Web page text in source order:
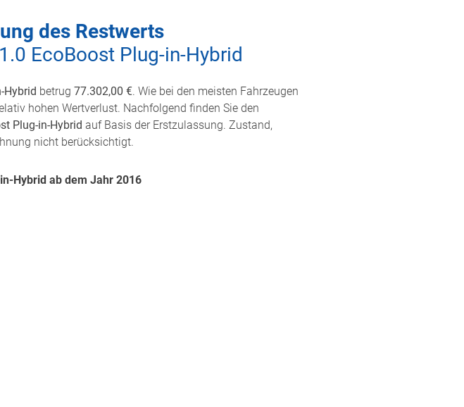
des Restwerts
EcoBoost Plug-in-Hybrid
Hybrid betrug 77.302,00 €. Wie bei den meisten Fahrzeugen
hohen Wertverlust. Nachfolgend finden Sie den
Plug-in-Hybrid auf Basis der Erstzulassung. Zustand,
nicht berücksichtigt.
Hybrid ab dem Jahr 2016